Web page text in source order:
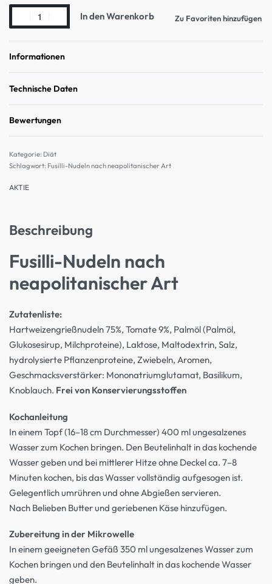
In den Warenkorb Zu Favoriten hinzufügen
Informationen
Technische Daten
Bewertungen
Kategorie: Diät
Schlagwort: Fusilli-Nudeln nach neapolitanischer Art
AKTIE
Beschreibung
Fusilli-Nudeln nach
neapolitanischer Art
Zutatenliste:
Hartweizengrießnudeln 75%, Tomate 9%, Palmöl (Palmöl,
Glukosesirup, Milchproteine), Laktose, Maltodextrin, Salz,
hydrolysierte Pflanzenproteine, Zwiebeln, Aromen,
Geschmacksverstärker: Mononatriumglutamat, Basilikum,
Knoblauch. Frei von Konservierungsstoffen
Kochanleitung
In einem Topf (16–18 cm Durchmesser) 400 ml ungesalzenes
Wasser zum Kochen bringen. Den Beutelinhalt in das kochende
Wasser geben und bei mittlerer Hitze ohne Deckel ca. 7–8
Minuten kochen, bis das Wasser vollständig aufgesogen ist.
Gelegentlich umrühren und ohne Abgießen servieren.
Nach Belieben Butter und geriebenen Käse hinzufügen.
Zubereitung in der Mikrowelle
In einem geeigneten Gefäß 350 ml ungesalzenes Wasser zum
Kochen bringen und den Beutelinhalt in das kochende Wasser
geben.